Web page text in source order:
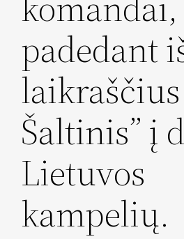
padedant
Šaltinis” į
Lietuvos
kampelių.